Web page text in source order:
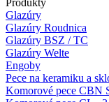
Glazúry
Glazúry Roudnica
Glazúry BSZ / TC
Glazúry Welte
Engoby
Pece na keramiku a
Komorové pece